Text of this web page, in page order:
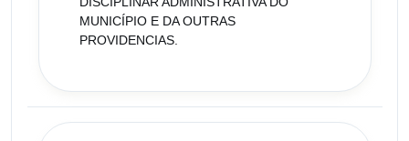
MUNICÍPIO E DA OUTRAS
PROVIDENCIAS.